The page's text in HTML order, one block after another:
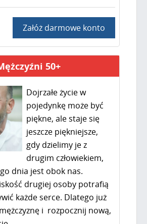
Załóż darmowe konto
50+
Dojrzałe życie w
pojedynkę może być
piękne, ale staje się
jeszcze piękniejsze,
gdy dzielimy je z
drugim człowiekiem,
dnia jest obok nas.
drugiej osoby potrafią
każde serce. Dlatego już
i rozpocznij nową,